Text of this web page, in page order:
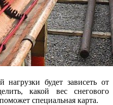
нагрузки будет зависеть от
какой вес снегового
специальная карта.